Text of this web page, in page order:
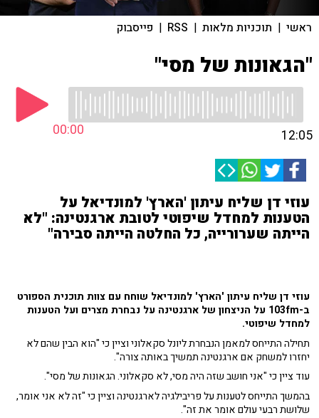
ראשי | תוכניות מלאות |
RSS
| פייסבוק
"הגאונות של מסי"
00:00 12:05
עוזי דן שליח עיתון 'הארץ' למונדיאל על
הטענות למחדל שיפוטי לטובת ארגנטינה: "לא
הייתה שערורייה, כל החלטה הייתה סבירה"
עוזי דן שליח עיתון 'הארץ' למונדיאל שוחח עם צוות תוכנית הספורט
ב-103fm על הניצחון של ארגנטינה על נבחרת מצרים ועל הטענות
למחדל שיפוטי.
תחילה התייחס למאמן הנבחרת ליונל סקאלוני וציין כי "הוא הבין שהם לא
יחזרו למשחק אם ארגנטינה תמשיך באותה צורה".
עוד ציין כי "אני חושב שזה היה מסי, לא סקאלוני. הגאונות של מסי".
בהמשך התייחס לטענות על פריבילגיה לארגנטינה וציין כי "זה לא אני אומר,
שלושת רבעי עולם אומר את זה".